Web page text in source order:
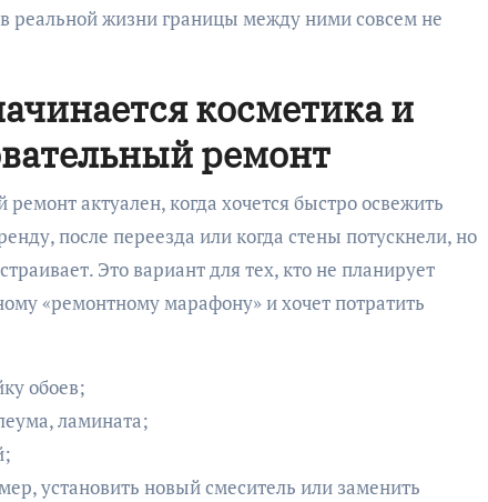
реальной жизни границы между ними совсем не
косметика и
ремонт
актуален, когда хочется быстро освежить
после переезда или когда стены потускнели, но
Это вариант для тех, кто не планирует
«ремонтному марафону» и хочет потратить
обоев;
ламината;
установить новый смеситель или заменить